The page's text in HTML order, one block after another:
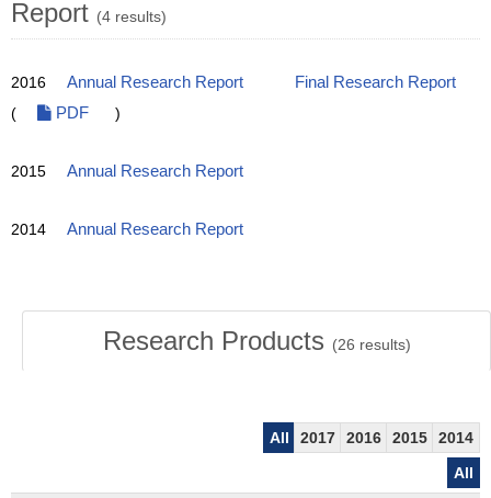
Report (4 results)
2016 Annual Research Report
Final Research Report
(
PDF )
2015 Annual Research Report
2014 Annual Research Report
Research Products (26 results)
All 2017 2016 2015
2014
All